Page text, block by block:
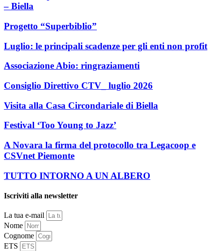
– Biella
Progetto “Superbiblio”
Luglio: le principali scadenze per gli enti non profit
Associazione Abio: ringraziamenti
Consiglio Direttivo CTV_ luglio 2026
Visita alla Casa Circondariale di Biella
Festival ‘Too Young to Jazz’
A Novara la firma del protocollo tra Legacoop e
CSVnet Piemonte
TUTTO INTORNO A UN ALBERO
Iscriviti alla newsletter
La tua e-mail
Nome
Cognome
ETS